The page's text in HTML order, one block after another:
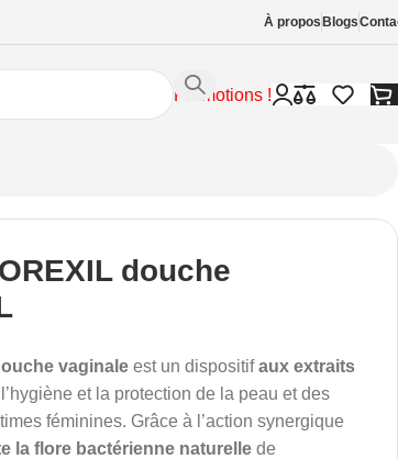
À propos Blogs
Promotions !
douche
vaginale est un dispositifaux extraits
et la protection de la peau et des
féminines. Grâce à l’action synergique
la flore bactérienne naturelle de